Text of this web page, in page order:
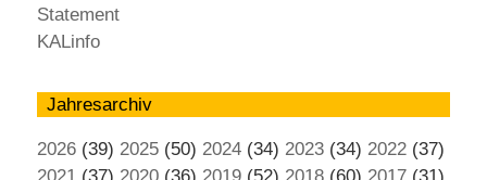
Statement
KALinfo
Jahresarchiv
2026 (39) 2025 (50) 2024 (34) 2023 (34) 2022 (37)